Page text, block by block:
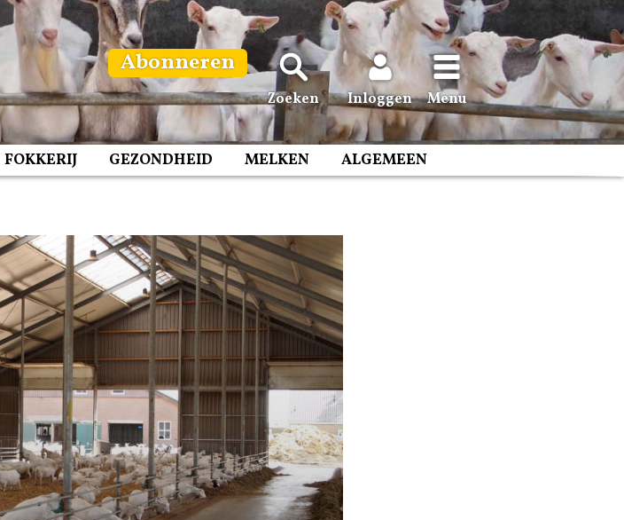
Abonneren
Zoeken Inloggen Menu
FOKKERIJ GEZONDHEID MELKEN ALGEMEEN